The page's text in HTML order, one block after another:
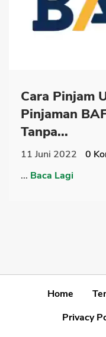
Cara Pinjam
Pinjaman
Tanpa...
11 Juni 2022 0
... Baca Lagi
Home
Privacy